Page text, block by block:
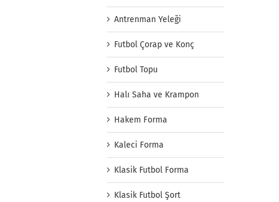
Antrenman Yeleği
Futbol Çorap ve Konç
Futbol Topu
Halı Saha ve Krampon
Hakem Forma
Kaleci Forma
Klasik Futbol Forma
Klasik Futbol Şort